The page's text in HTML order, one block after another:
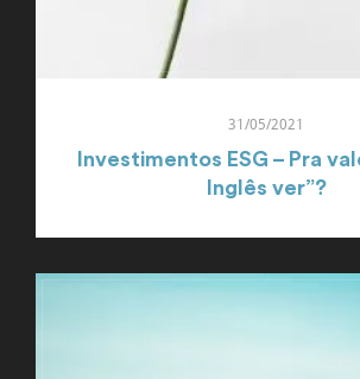
31/05/2021
Investimentos ESG – Pra
Inglês ver”?